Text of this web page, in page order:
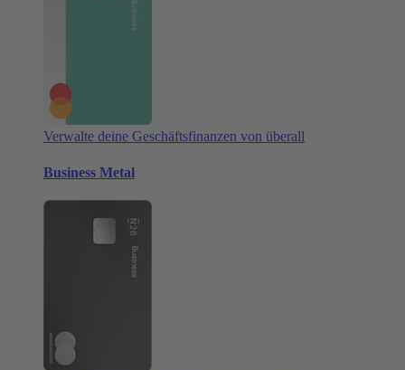
Verwalte deine Geschäftsfinanzen von überall
Business Metal